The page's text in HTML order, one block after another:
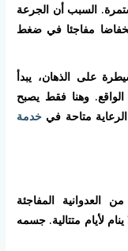
السبب أن الجرعة
مفاجئا في ضغط
على الذهان، يبدأ
وهنا فقط يصبح
متاحة في خدمة
المفاجئة
لأيام متتالية. جسمه